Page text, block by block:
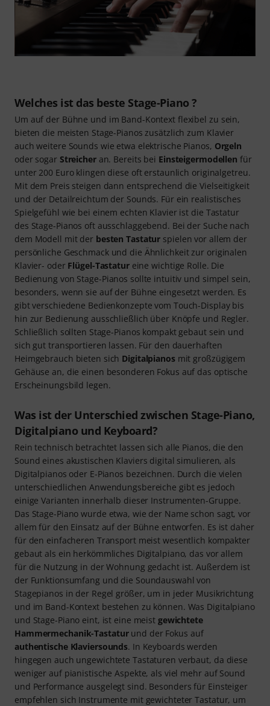
Welches ist das beste Stage-Piano ?
Um auf der Bühne und im Band-Kontext flexibel zu sein,
bieten die meisten Stage-Pianos zusätzlich zum Klavier
auch weitere Sounds wie etwa elektrische Pianos, Orgeln
oder sogarStreicheran. Bereits bei Einsteigermodellen für
unter 200 Euro klingen diese oft erstaunlich originalgetreu.
Mit dem Preis steigen dann entsprechend die Vielseitigkeit
und der Detailreichtum der Sounds. Für ein realistisches
Spielgefühl wie bei einem echten Klavier ist die Tastatur
des Stage-Pianos oft ausschlaggebend. Bei der Suche nach
dem Modell mit der besten Tastatur spielen vor allem der
persönliche Geschmack und die Ähnlichkeit zur originalen
Klavier- oder Flügel-Tastatureine wichtige Rolle. Die
Bedienung von Stage-Pianos sollte intuitiv und simpel sein,
besonders, wenn sie auf der Bühne eingesetzt werden. Es
gibt verschiedene Bedienkonzepte vom Touch-Display bis
hin zur Bedienung ausschließlich über Knöpfe und Regler.
Schließlich sollten Stage-Pianos kompakt gebaut sein und
sich gut transportieren lassen. Für den dauerhaften
Heimgebrauch bieten sich Digitalpianosmit großzügigem
Gehäuse an, die einen besonderen Fokus auf das optische
Erscheinungsbild legen.
Was ist der Unterschied zwischen Stage-Piano,
Digitalpiano und Keyboard?
Rein technisch betrachtet lassen sich alle Pianos, die den
Sound eines akustischen Klaviers digital simulieren, als
Digitalpianos oder E-Pianos bezeichnen. Durch die vielen
unterschiedlichen Anwendungsbereiche gibt es jedoch
einige Varianten innerhalb dieser Instrumenten-Gruppe.
Das Stage-Piano wurde etwa, wie der Name schon sagt, vor
allem für den Einsatz auf der Bühne entworfen. Es ist daher
für den einfacheren Transport meist wesentlich kompakter
gebaut als ein herkömmliches Digitalpiano, das vor allem
für die Nutzung in der Wohnung gedacht ist. Außerdem ist
der Funktionsumfang und die Soundauswahl von
Stagepianos in der Regel größer, um in jeder Musikrichtung
und im Band-Kontext bestehen zu können. Was Digitalpiano
und Stage-Piano eint, ist eine meist gewichtete
Hammermechanik-Tastaturund der Fokus auf
authentische Klaviersounds. In Keyboards werden
hingegen auch ungewichtete Tastaturen verbaut, da diese
weniger auf pianistische Aspekte, als viel mehr auf Sound
und Performance ausgelegt sind. Besonders für Einsteiger
empfehlen sich Instrumente mit gewichteter Tastatur, um